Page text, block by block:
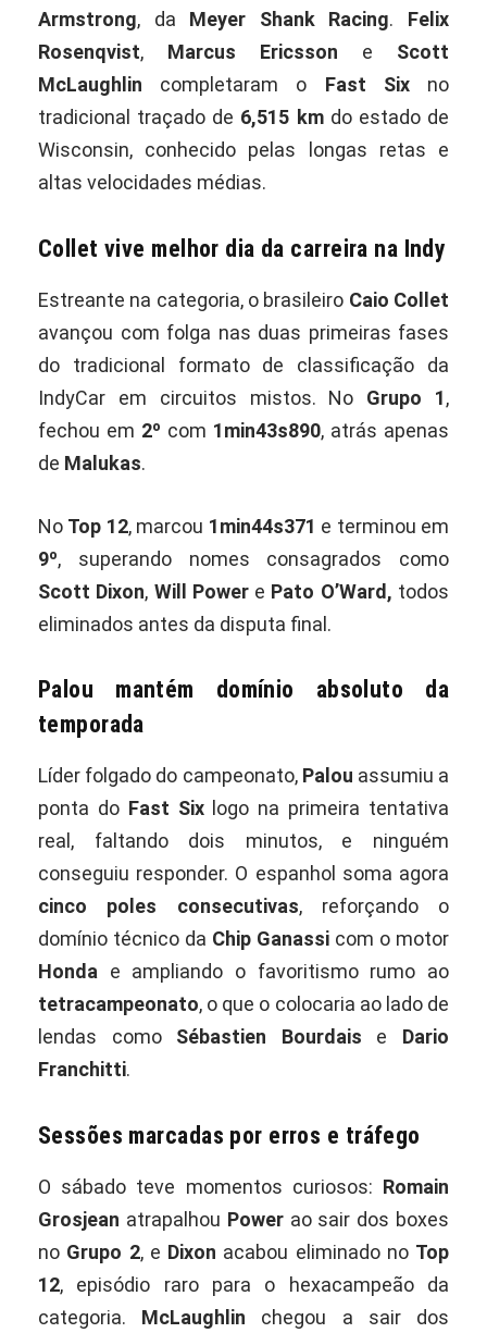
Armstrong, da Meyer Shank Racing. Felix
Rosenqvist, Marcus Ericsson e Scott
McLaughlin completaram o Fast Sixno
tradicional traçado de 6,515 kmdo estado de
Wisconsin, conhecido pelas longas retas e
altas velocidades médias.
Collet vive melhor dia da carreira na Indy
Estreante na categoria, o brasileiro Caio Collet
avançou com folga nas duas primeiras fases
do tradicional formato de classificação da
IndyCar em circuitos mistos. No Grupo 1,
fechou em 2º com 1min43s890, atrás apenas
de Malukas.
No Top 12, marcou 1min44s371 e terminou em
9º, superando nomes consagrados como
Scott Dixon, Will Powere Pato O’Ward, todos
eliminados antes da disputa final.
Palou mantém domínio absoluto da
temporada
Líder folgado do campeonato, Palou assumiu a
ponta do Fast Sixlogo na primeira tentativa
real, faltando dois minutos, e ninguém
conseguiu responder. O espanhol soma agora
cinco poles consecutivas, reforçando o
domínio técnico da Chip Ganassi com o motor
Honda e ampliando o favoritismo rumo ao
tetracampeonato, o que o colocaria ao lado de
lendas como Sébastien Bourdais e Dario
Franchitti.
Sessões marcadas por erros e tráfego
O sábado teve momentos curiosos: Romain
Grosjean atrapalhou Powerao sair dos boxes
no Grupo 2, e Dixon acabou eliminado no Top
12, episódio raro para o hexacampeão da
categoria. McLaughlin chegou a sair dos